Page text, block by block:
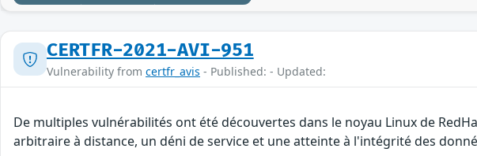
CERTFR-2021-AVI-951
Vulnerability from certfr_avis - Published: - Updated:
De multiples vulnérabilités ont été découvertes dans le noyau Linux de
arbitraire à distance, un déni de service et une atteinte à l'intégrité des